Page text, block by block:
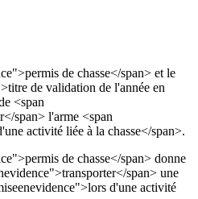
de chasse</span> et le
de validation de l'année en
<span
span> l'arme <span
activité liée à la chasse</span>.
de chasse</span> donne
span> une
d'une activité